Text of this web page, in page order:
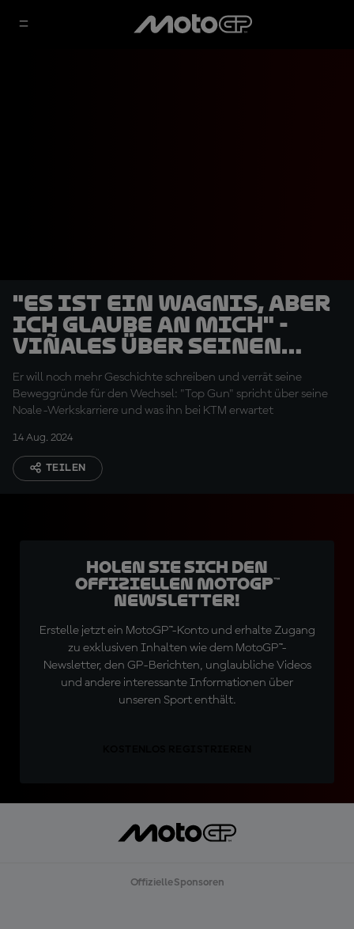
"Es ist ein Wagnis, aber
ich glaube an mich" -
Viñales über seinen
Wechsel
Er will noch mehr Geschichte schreiben und verrät seine
Beweggründe für den Wechsel: "Top Gun" spricht über seine
Noale-Werkskarriere und was ihn bei KTM erwartet
14 Aug. 2024
TEILEN
Holen Sie sich den
offiziellen MotoGP™
Newsletter!
Erstelle jetzt ein MotoGP™-Konto und erhalte Zugang
zu exklusiven Inhalten wie dem MotoGP™-
Newsletter, den GP-Berichten, unglaubliche Videos
und andere interessante Informationen über
unseren Sport enthält.
Offizielle Sponsoren